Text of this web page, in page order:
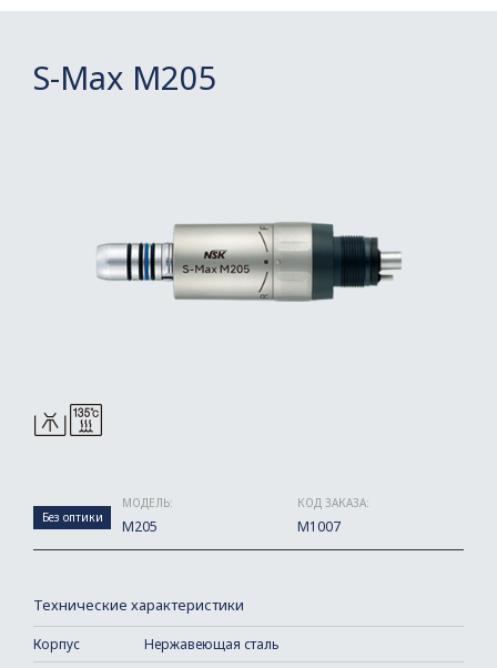
S-Max M205
Без оптики
МОДЕЛЬ:
M205
КОД ЗАКАЗА:
M1007
Технические характеристики
Корпус
Нержавеющая сталь